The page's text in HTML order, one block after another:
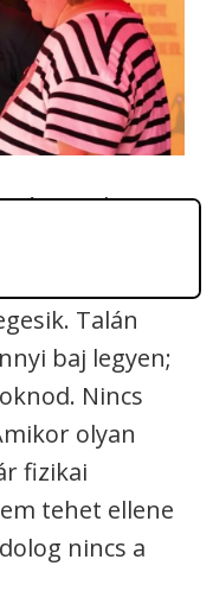
azzal az
lehet.
Talán
baj legyen;
Nincs
olyan
fizikai
tehet ellene
nincs a